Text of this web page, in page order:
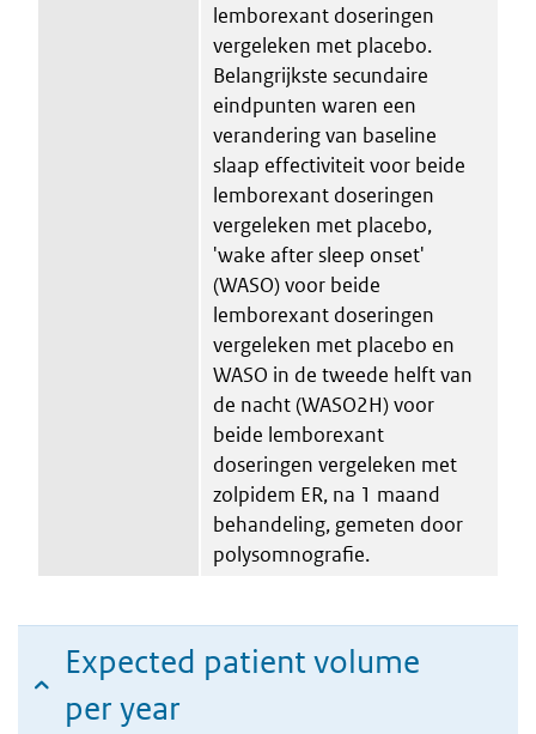
lemborexant doseringen
vergeleken met placebo.
Belangrijkste secundaire
eindpunten waren een
verandering van baseline
slaap effectiviteit voor beide
lemborexant doseringen
vergeleken met placebo,
'wake after sleep onset'
(WASO) voor beide
lemborexant doseringen
vergeleken met placebo en
WASO in de tweede helft van
de nacht (WASO2H) voor
beide lemborexant
doseringen vergeleken met
zolpidem ER, na 1 maand
behandeling, gemeten door
polysomnografie.
Expected patient volume
per year